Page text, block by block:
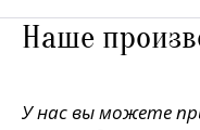
Наше
У нас вы можете